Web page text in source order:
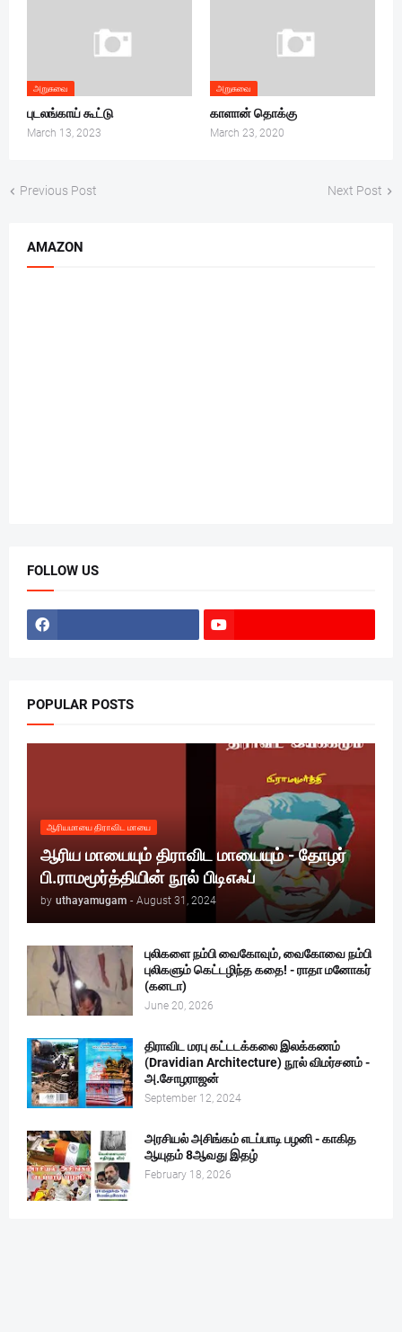
அறுசுவை
புடலங்காய் கூட்டு
March 13, 2023
அறுசுவை
காளான் தொக்கு
March 23, 2020
Previous Post Next Post
AMAZON
FOLLOW US
POPULAR POSTS
ஆரியமாயை திராவிட மாயை
ஆரிய மாயையும் திராவிட மாயையும் - தோழர்
பி.ராமமூர்த்தியின் நூல் பிடிஎஃப்
by uthayamugam - August 31, 2024
புலிகளை நம்பி வைகோவும், வைகோவை நம்பி
புலிகளும் கெட்டழிந்த கதை! - ராதா மனோகர்
(கனடா)
June 20, 2026
திராவிட மரபு கட்டடக்கலை இலக்கணம்
(Dravidian Architecture) நூல் விமர்சனம் -
அ.சோழராஜன்
September 12, 2024
அரசியல் அசிங்கம் எடப்பாடி பழனி - காகித
ஆயுதம் 8ஆவது இதழ்
February 18, 2026